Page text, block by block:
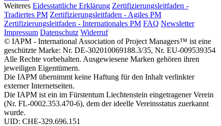
Weiteres Eidesstattliche Erklärung Zertifizierungsleitfaden -
Tradiertes PM Zertifizierungsleitfaden - Agiles PM
Zertifizierungsleitfaden - Internationales PM FAQ Newsletter
Impressum Datenschutz Widerruf
© IAPM - International Association of Project Managers™ ist eine
geschützte Marke: Nr. DE-302010069188.3/35, Nr. EU-009539354
Alle Rechte vorbehalten. Ausgewiesene Marken gehören ihren
jeweiligen Eigentümern.
Die IAPM übernimmt keine Haftung für den Inhalt verlinkter
externer Internetseiten.
Die IAPM ist ein im Fürstentum Liechtenstein eingetragener Verein
(Nr. FL-0002.353.470-6), dem der ideelle Vereinsstatus zuerkannt
wurde.
UID: CHE-329.696.151